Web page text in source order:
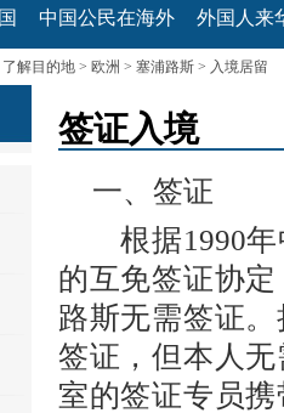
中国公民在海外 外国人来
了解目的地 > 欧洲 > 塞浦路斯 > 入境居留
签证入境
一、签证
根据1990年
的互免签证协
路斯无需签证
签证，但本人
室的签证专员